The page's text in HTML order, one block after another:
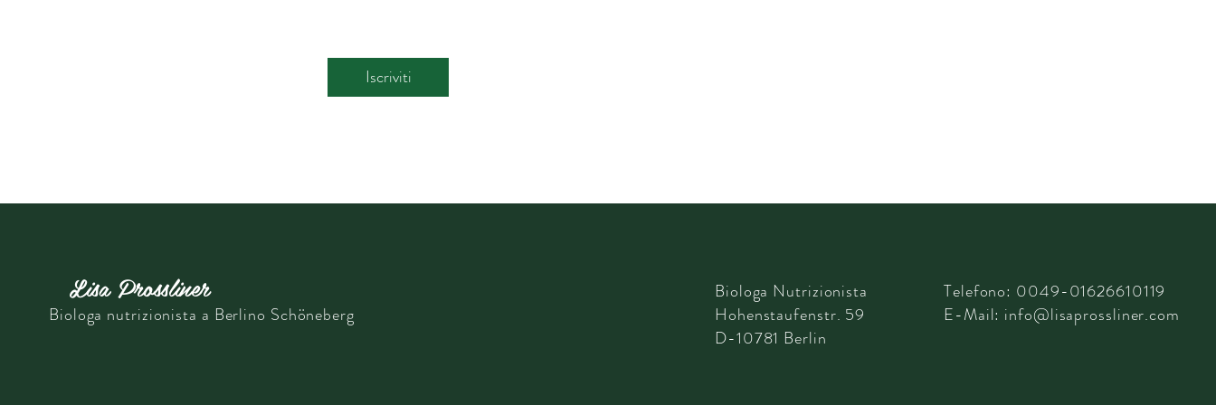
Iscriviti
Lisa Prossliner
Biologa nutrizionista a Berlino Schöneberg
Biologa Nutrizionista
Hohenstaufenstr. 59
D-10781 Berlin
Telefono: 0049-01626610119
E-Mail: info@lisaprossliner.com